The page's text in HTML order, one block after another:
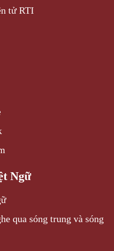
tử RTI
Ngữ
qua sóng trung và sóng